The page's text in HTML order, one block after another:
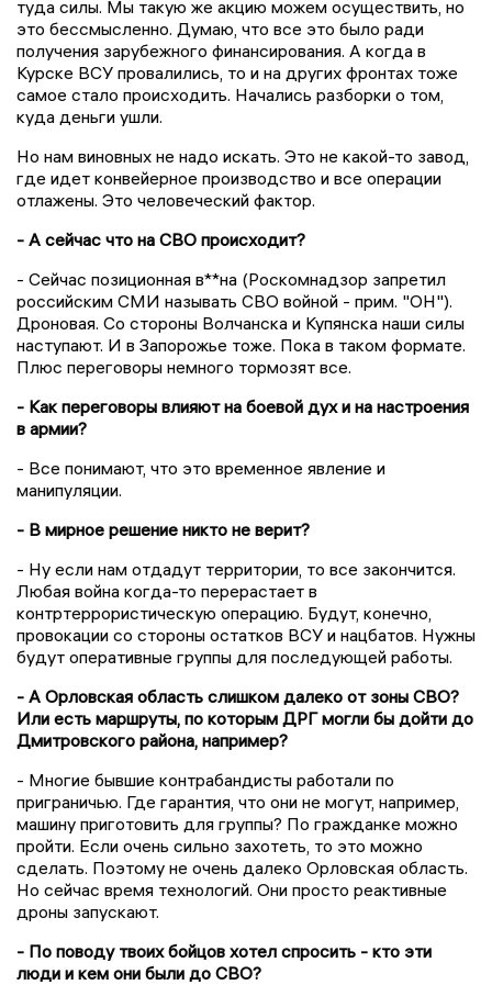
туда силы. Мы такую же акцию можем осуществить, но
это бессмысленно. Думаю, что все это было ради
получения зарубежного финансирования. А когда в
Курске ВСУ провалились, то и на других фронтах тоже
самое стало происходить. Начались разборки о том,
куда деньги ушли.
Но нам виновных не надо искать. Это не какой-то завод,
где идет конвейерное производство и все операции
отлажены. Это человеческий фактор.
- А сейчас что на СВО происходит?
- Сейчас позиционная в**на (Роскомнадзор запретил
российским СМИ называть СВО войной - прим. "ОН").
Дроновая. Со стороны Волчанска и Купянска наши силы
наступают. И в Запорожье тоже. Пока в таком формате.
Плюс переговоры немного тормозят все.
- Как переговоры влияют на боевой дух и на настроения
в армии?
- Все понимают, что это временное явление и
манипуляции.
- В мирное решение никто не верит?
- Ну если нам отдадут территории, то все закончится.
Любая война когда-то перерастает в
контртеррористическую операцию. Будут, конечно,
провокации со стороны остатков ВСУ и нацбатов. Нужны
будут оперативные группы для последующей работы.
- А Орловская область слишком далеко от зоны СВО?
Или есть маршруты, по которым ДРГ могли бы дойти до
Дмитровского района, например?
- Многие бывшие контрабандисты работали по
приграничью. Где гарантия, что они не могут, например,
машину приготовить для группы? По гражданке можно
пройти. Если очень сильно захотеть, то это можно
сделать. Поэтому не очень далеко Орловская область.
Но сейчас время технологий. Они просто реактивные
дроны запускают.
- По поводу твоих бойцов хотел спросить - кто эти
люди и кем они были до СВО?